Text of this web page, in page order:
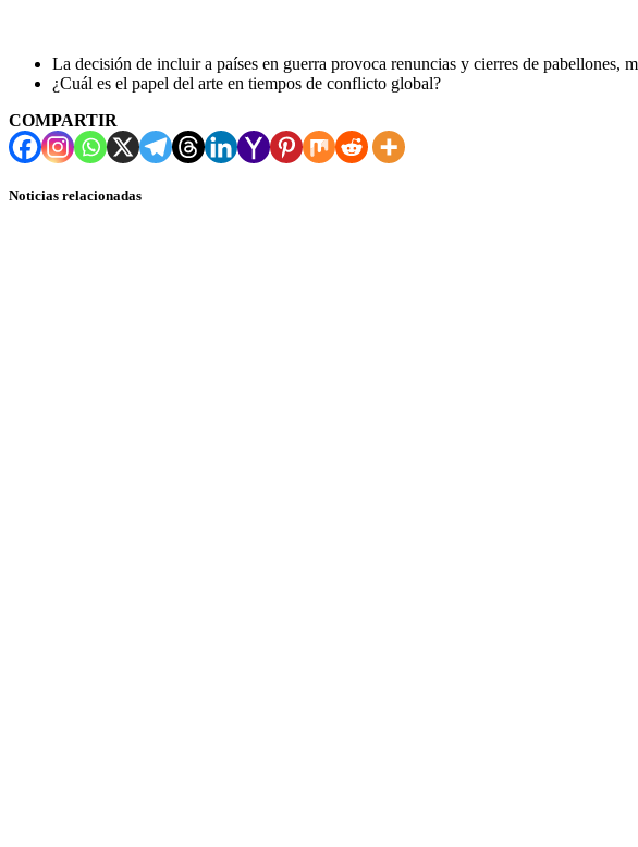
La decisión de incluir a países en guerra provoca renuncias y cierres de pabellones,
¿Cuál es el papel del arte en tiempos de conflicto global?
COMPARTIR
Noticias relacionadas